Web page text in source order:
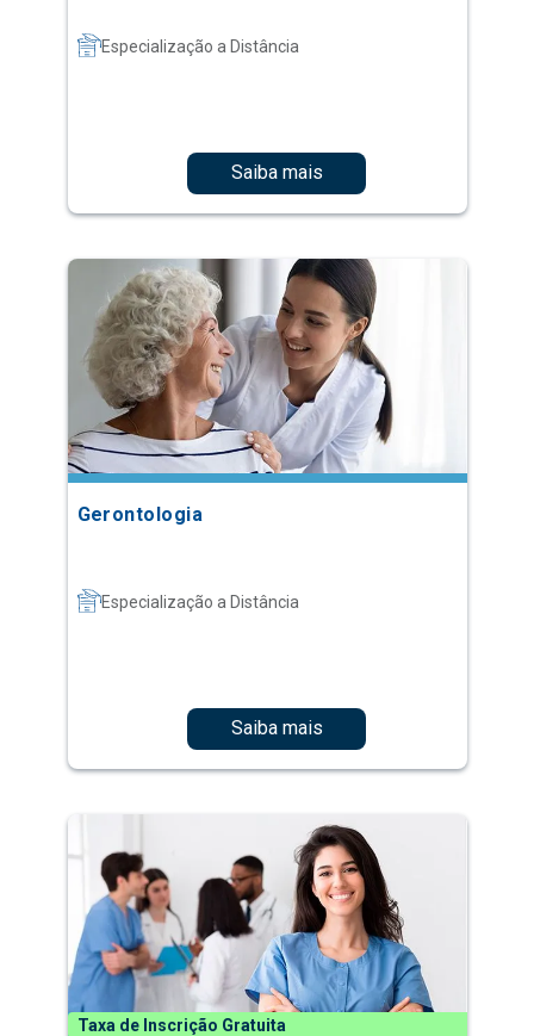
Especialização a Distância
Saiba mais
Gerontologia
Especialização a Distância
Saiba mais
Taxa de Inscrição Gratuita